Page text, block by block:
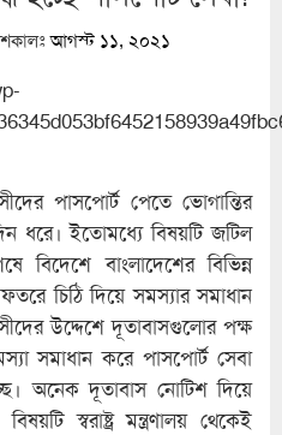
আগস্ট ১১, ২০২১
পাসপোর্ট পেতে ভোগান্তির
ধরে। ইতোমধ্যে বিষয়টি জটিল
বাংলাদেশের বিভিন্ন
চিঠি দিয়ে সমস্যার সমাধান
উদ্দেশে দূতাবাসগুলোর পক্ষ
সমাধান করে পাসপোর্ট সেবা
অনেক দূতাবাস নোটিশ দিয়ে
স্বরাষ্ট্র মন্ত্রণালয় থেকেই